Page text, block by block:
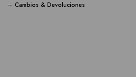
Cambios & Devoluciones